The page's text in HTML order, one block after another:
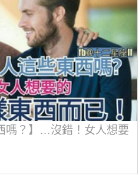
嗎？】…沒錯！女人想要